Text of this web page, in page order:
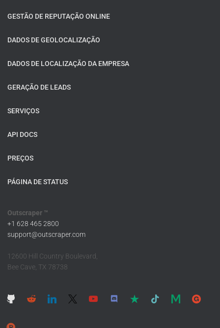
GESTÃO DE REPUTAÇÃO ONLINE
DADOS DE GEOLOCALIZAÇÃO
DADOS DE LOCALIZAÇÃO DA EMPRESA
GERAÇÃO DE LEADS
SERVIÇOS
API DOCS
PREÇOS
PÁGINA DE STATUS
Outscraper ™
+1 628 465 2800
support@outscraper.com
12600 Hill Country Boulevard,
Bee Cave, TX 78738